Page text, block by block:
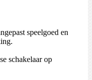
speelgoed en
schakelaar op